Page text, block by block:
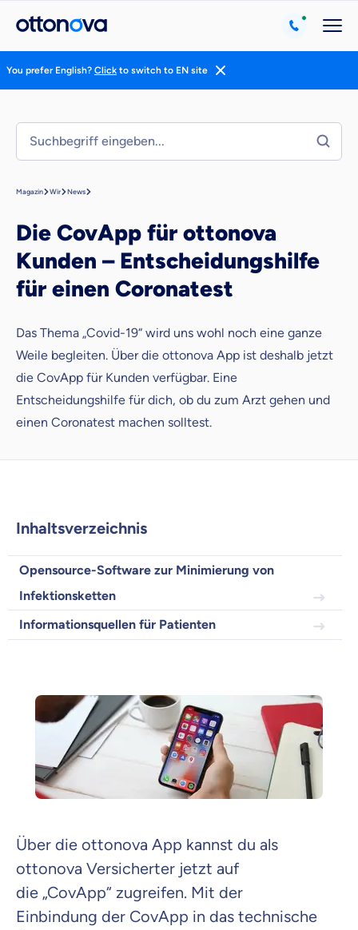
You prefer English? Click to switch to EN site
Magazin Wir News
Die CovApp für ottonova
Kunden – Entscheidungshilfe
für einen Coronatest
Das Thema „Covid-19“ wird uns wohl noch eine ganze
Weile begleiten. Über die ottonova App ist deshalb jetzt
die CovApp für Kunden verfügbar. Eine
Entscheidungshilfe für dich, ob du zum Arzt gehen und
einen Coronatest machen solltest.
Inhaltsverzeichnis
Opensource-Software zur Minimierung von
Infektionsketten
Informationsquellen für Patienten
Über die ottonova App kannst du als
ottonova Versicherter jetzt auf
die „CovApp“ zugreifen. Mit der
Einbindung der CovApp in das technische
du dich gut beraten fühlst.
Objektive und faire Beratung
Wir möchten, dass du dich aus Überzeugung für
uns entscheidest.
Vergleich mit anderen Tarifen am Markt
Versicherungsprodukt wählen
Versicherung
Versicherung
Zahnzusatz
Krankenhaus
Versicherung